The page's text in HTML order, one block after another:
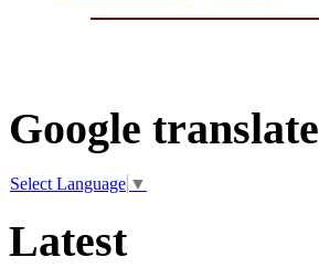
Google translate
Select Language ▼
Latest